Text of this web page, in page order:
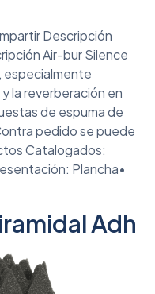
Descripción
Air-bur Silence
especialmente
la reverberación en
de espuma de
pedido se puede
Catalogados:
Plancha•
Adh